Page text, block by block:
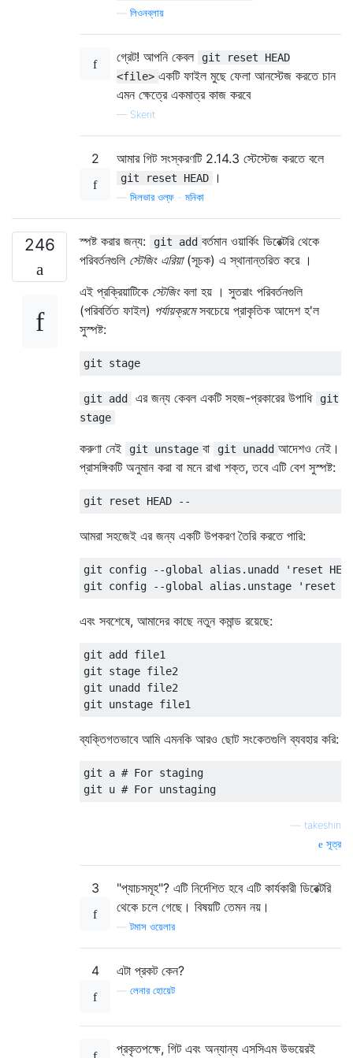
লিওনব্লায়
গ্রেট! আপনি কেবল
git reset HEAD
<file> একটি ফাইল মুছে ফেলা আনস্টেজ করতে চান
এমন ক্ষেত্রে একমাত্র কাজ করবে
— Skerit
2 আমার গিট সংস্করণটি 2.14.3 স্টেস্টেজ করতে বলে
git reset HEAD ।
সিলভার ওল্ফ - মনিকা
246 স্পষ্ট করার জন্য: git add বর্তমান ওয়ার্কিং ডিরেক্টরি থেকে
পরিবর্তনগুলি স্টেজিং এরিয়া(সূচক) এ স্থানান্তরিত করে ।
এই প্রক্রিয়াটিকে স্টেজিংবলা হয় । সুতরাং পরিবর্তনগুলি
(পরিবর্তিত ফাইল) পর্যায়ক্রমেসবচেয়ে প্রাকৃতিক আদেশ হ'ল
সুস্পষ্ট:
git add এর জন্য কেবল একটি সহজ-প্রকারের উপাধি
git
stage
করুণা নেই git unstage বা git unadd আদেশও নেই।
প্রাসঙ্গিকটি অনুমান করা বা মনে রাখা শক্ত, তবে এটি বেশ সুস্পষ্ট:
আমরা সহজেই এর জন্য একটি উপকরণ তৈরি করতে পারি:
git config --global alias.unadd 'reset
এবং সবশেষে, আমাদের কাছে নতুন কমান্ড রয়েছে:
git add file1
git stage file2
git unadd file2
ব্যক্তিগতভাবে আমি এমনকি আরও ছোট সংকেতগুলি ব্যবহার করি:
git a # For staging
takeshin
সূত্র
3
"প্যাচসমূহ"? এটি নির্দেশিত হবে এটি কার্যকারী ডিরেক্টরি
থেকে চলে গেছে। বিষয়টি তেমন নয়।
—টমাস ওয়েলার
4 এটা প্রকট কেন?
লেনার হোয়েট
প্রকৃতপক্ষে, গিট এবং অন্যান্য এসসিএম উভয়েরই